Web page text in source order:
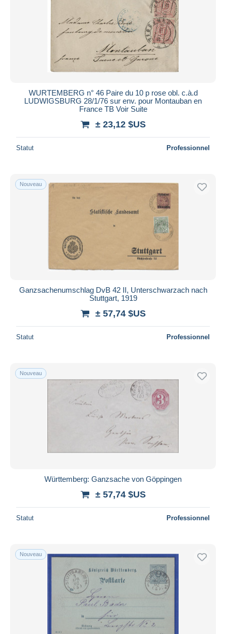
WURTEMBERG n° 46 Paire du 10 p rose obl. c.à.d
LUDWIGSBURG 28/1/76 sur env. pour Montauban en
France TB Voir Suite
± 23,12 $US
Statut Professionnel
Nouveau
Ganzsachenumschlag DvB 42 II, Unterschwarzach nach
Stuttgart, 1919
± 57,74 $US
Statut Professionnel
Nouveau
Württemberg: Ganzsache von Göppingen
± 57,74 $US
Statut Professionnel
Nouveau